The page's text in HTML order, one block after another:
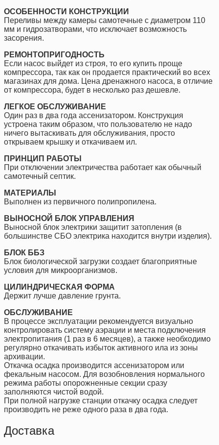
ОСОБЕННОСТИ КОНСТРУКЦИИ
Переливы между камеры самотечные с диаметром 110
мм и гидрозатворами, что исключает возможность
засорения.
РЕМОНТОПРИГОДНОСТЬ
Если насос выйдет из строя, то его купить проще
компрессора, так как он продается практический во всех
магазинах для дома. Цена дренажного насоса, в отличие
от компрессора, будет в несколько раз дешевле.
ЛЕГКОЕ ОБСЛУЖИВАНИЕ
Один раз в два года ассенизатором. Конструкция
устроена таким образом, что пользователю не надо
ничего вытаскивать для обслуживания, просто
открываем крышку и откачиваем ил.
ПРИНЦИП РАБОТЫ
При отключении электричества работает как обычный
самотечный септик.
МАТЕРИАЛЫ
Выполнен из первичного полипропилена.
ВЫНОСНОЙ БЛОК УПРАВЛЕНИЯ
Выносной блок электрики защитит затопления (в
большинстве СБО электрика находится внутри изделия).
БЛОК ББЗ
Блок биологической загрузки создает благоприятные
условия для микроорганизмов.
ЦИЛИНДРИЧЕСКАЯ ФОРМА
Держит лучше давление грунта.
ОБСЛУЖИВАНИЕ
В процессе эксплуатации рекомендуется визуально
контролировать систему аэрации и места подключения
электропитания (1 раз в 6 месяцев), а также необходимо
регулярно откачивать избыток активного ила из зоны
архивации.
Откачка осадка производится ассенизатором или
фекальным насосом. Для возобновления нормального
режима работы опорожненные секции сразу
заполняются чистой водой.
При полной нагрузке станции откачку осадка следует
производить не реже одного раза в два года.
Доставка